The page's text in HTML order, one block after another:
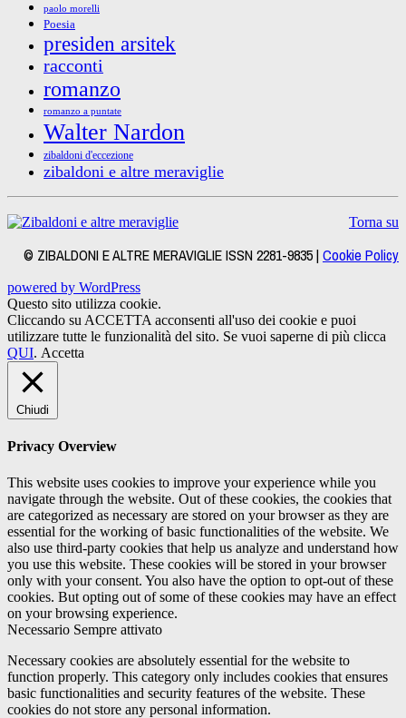
paolo morelli
Poesia
presiden arsitek
racconti
romanzo
romanzo a puntate
Walter Nardon
zibaldoni d'eccezione
zibaldoni e altre meraviglie
Torna su
© ZIBALDONI E ALTRE MERAVIGLIE ISSN 2281-9835 | Cookie Policy
powered by WordPress
Questo sito utilizza cookie.
Cliccando su ACCETTA acconsenti all'uso dei cookie e puoi
utilizzare tutte le funzionalità del sito. Se vuoi saperne di più clicca
QUI. Accetta
Chiudi
Privacy Overview
This website uses cookies to improve your experience while you
navigate through the website. Out of these cookies, the cookies that
are categorized as necessary are stored on your browser as they are
essential for the working of basic functionalities of the website. We
also use third-party cookies that help us analyze and understand how
you use this website. These cookies will be stored in your browser
only with your consent. You also have the option to opt-out of these
cookies. But opting out of some of these cookies may have an effect
on your browsing experience.
Necessario Sempre attivato
Necessary cookies are absolutely essential for the website to
function properly. This category only includes cookies that ensures
basic functionalities and security features of the website. These
cookies do not store any personal information.